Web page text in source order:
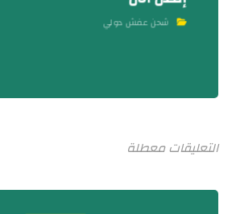
شحن عفش دولي
التعليقات معطلة